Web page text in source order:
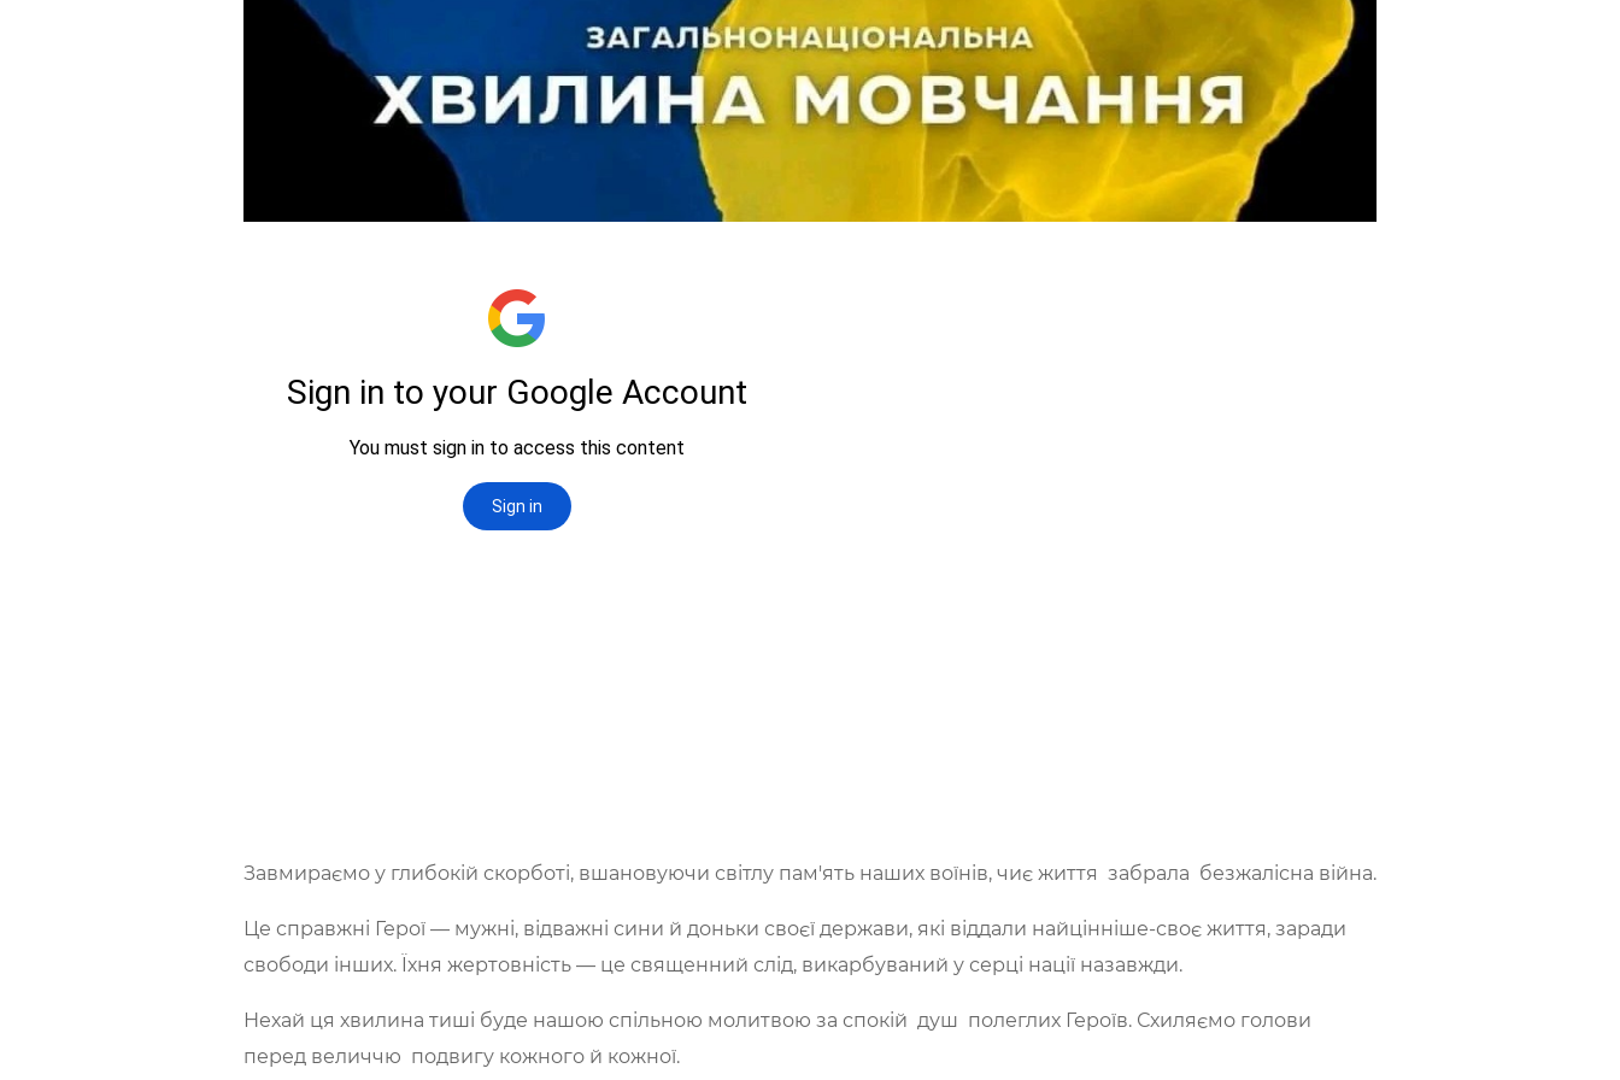
Завмираємо у глибокій скорботі, вшановуючи світлу пам'ять наших воїнів, чиє життя забрала безжалісна війна.
​Це справжні Герої — мужні, відважні сини й доньки своєї держави, які віддали найцінніше-своє життя, заради
свободи інших. Їхня жертовність — це священний слід, викарбуваний у серці нації назавжди.
​Нехай ця хвилина тиші буде нашою спільною молитвою за спокій душ полеглих Героїв. Схиляємо голови
перед величчю подвигу кожного й кожної.